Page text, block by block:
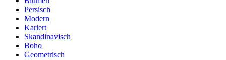
Persisch
Modern
Kariert
Skandinavisch
Boho
Geometrisch